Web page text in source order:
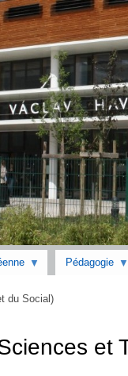
Pédagogie
du Social)
et